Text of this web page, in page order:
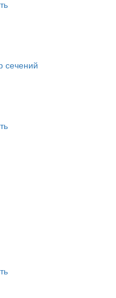
сечений